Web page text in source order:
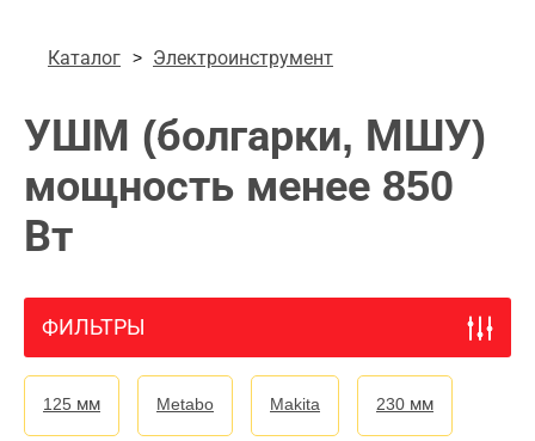
Каталог Электроинструмент
УШМ (болгарки, МШУ)
мощность менее 850
Вт
ФИЛЬТРЫ
125 мм Metabo Makita 230 мм